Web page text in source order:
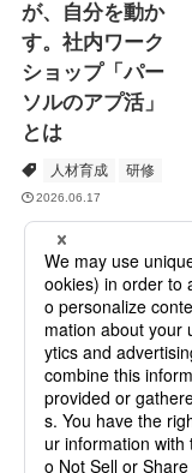
が、自分を動か
す。社内ワーク
ショップ「パー
ソルのアプ活」
とは
人材育成 研修
2026.06.17